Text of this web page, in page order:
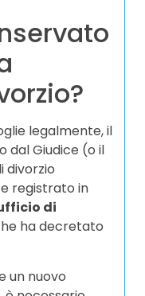
legalmente, il
dal Giudice (o il
divorzio
registrato in
di
ha decretato
un nuovo